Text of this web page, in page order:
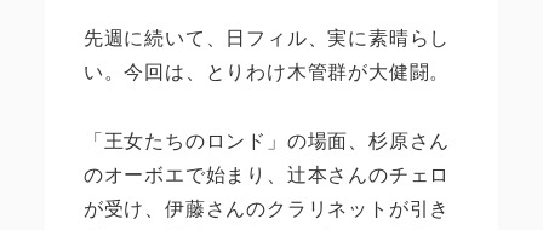
先週に続いて、日フィル、実に素晴らし
い。今回は、とりわけ木管群が大健闘。
「王女たちのロンド」の場面、杉原さん
のオーボエで始まり、辻本さんのチェロ
が受け、伊藤さんのクラリネットが引き